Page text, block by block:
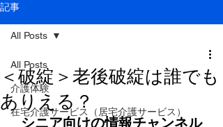
記事
All Posts
介護体験
在宅介護サービス（居宅介護サービス）
All Posts
＜破綻＞老後破綻は誰でも
ありえる？
シニア向けの情報チャンネル